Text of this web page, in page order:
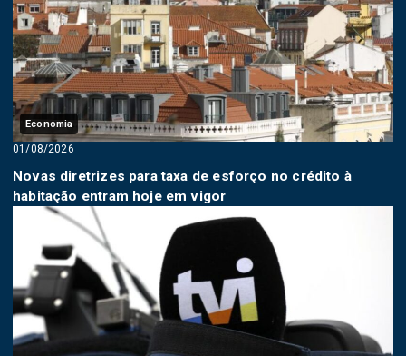
Economia
01/08/2026
Novas diretrizes para taxa de esforço no crédito à
habitação entram hoje em vigor